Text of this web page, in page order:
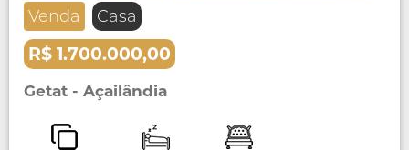
Venda Casa
R$ 1.700.000,00
Getat - Açailândia